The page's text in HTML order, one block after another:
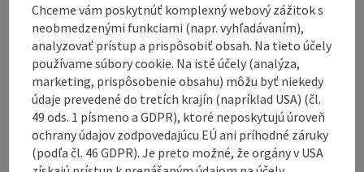
Loop
Scenic
Refreshment stops available
Geological highlights
Description:
The Linz tour leads all passionate mountain bikers
from the center of Upper Austria's capital city directly
into the granite country of the Mühlviertel.
What the Mühlviertel has to offer the mountain biker,
Chceme vám poskytnúť komplexný webový zážitok s
neobmedzenými funkciami (napr. vyhľadávaním),
analyzovať prístup a prispôsobiť obsah. Na tieto účely
používame súbory cookie. Na isté účely (analýza,
marketing, prispôsobenie obsahu) môžu byť niekedy
údaje prevedené do tretích krajín (napríklad USA) (čl.
49 ods. 1 písmeno a GDPR), ktoré neposkytujú úroveň
ochrany údajov zodpovedajúcu EÚ ani príhodné záruky
(podľa čl. 46 GDPR). Je preto možné, že orgány v USA